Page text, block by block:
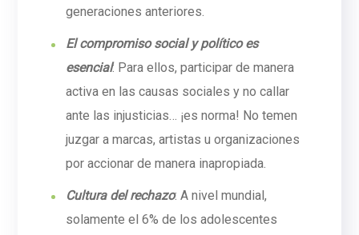
generaciones anteriores.
El compromiso social y político es
esencial: Para ellos, participar de manera
activa en las causas sociales y no callar
ante las injusticias… ¡es norma! No temen
juzgar a marcas, artistas u organizaciones
por accionar de manera inapropiada.
Cultura del rechazo: A nivel mundial,
solamente el 6% de los adolescentes